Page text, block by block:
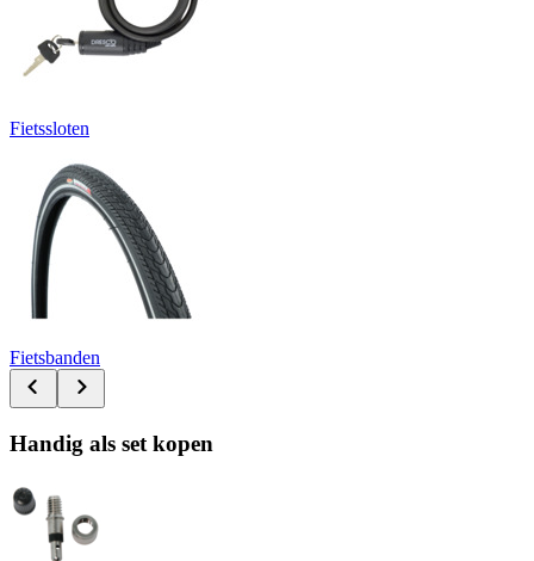
Fietssloten
Fietsbanden
Handig als set kopen